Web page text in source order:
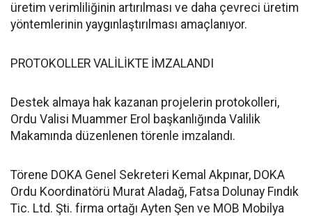
üretim verimliliğinin artırılması ve daha çevreci üretim
yöntemlerinin yaygınlaştırılması amaçlanıyor.
PROTOKOLLER VALİLİKTE İMZALANDI
Destek almaya hak kazanan projelerin protokolleri,
Ordu Valisi Muammer Erol başkanlığında Valilik
Makamında düzenlenen törenle imzalandı.
Törene DOKA Genel Sekreteri Kemal Akpınar, DOKA
Ordu Koordinatörü Murat Aladağ, Fatsa Dolunay Fındık
Tic. Ltd. Şti. firma ortağı Ayten Şen ve MOB Mobilya